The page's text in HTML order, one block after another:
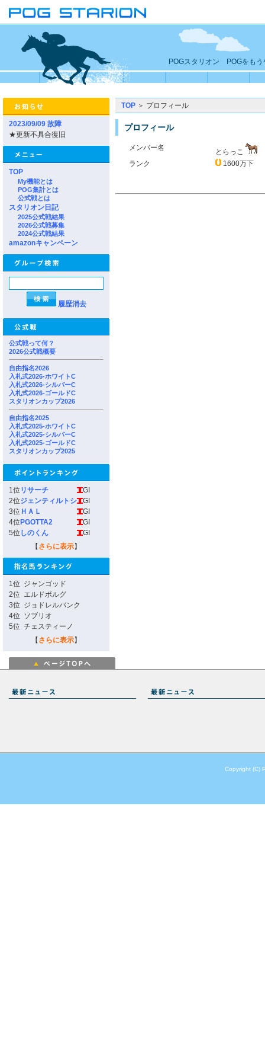
POGスタリオン POGをもう
2023/09/09 故障
★更新不具合復旧
TOP
My機能とは
POG集計とは
公式戦とは
スタリオン日記
2025公式戦結果
2026公式戦募集
2024公式戦結果
amazonキャンペーン
履歴消去
公式戦って何？
2026公式戦概要
自由指名2026
入札式2026-ホワイトC
入札式2026-シルバーC
入札式2026-ゴールドC
スタリオンカップ2026
自由指名2025
入札式2025-ホワイトC
入札式2025-シルバーC
入札式2025-ゴールドC
スタリオンカップ2025
1位 リサーチ
GI
2位ジェンティルトシ
GI
3位 ＨＡＬ
GI
4位 PGOTTA2
GI
5位 しのくん
GI
【 さらに表示】
1位 ジャンゴッド
2位 エルドボルグ
3位 ジョドレルバンク
4位 ソブリオ
5位 チェスティーノ
【 さらに表示】
TOP ＞ プロフィール
プロフィール
メンバー名
とらっこ
ランク
1600万下
Copyright (C)